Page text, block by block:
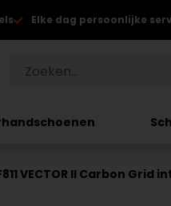
Elke dag persoonlijke
VECTOR II Carbon